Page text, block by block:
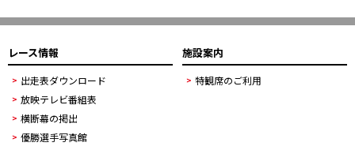
レース情報
出走表ダウンロード
放映テレビ番組表
横断幕の掲出
優勝選手写真館
施設案内
特観席のご利用